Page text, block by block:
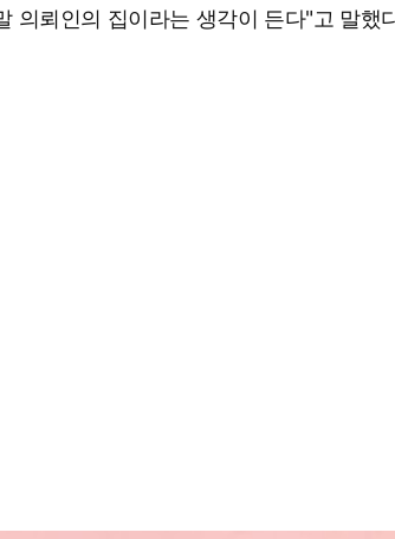
의뢰인의 집이라는 생각이 든다"고 말했